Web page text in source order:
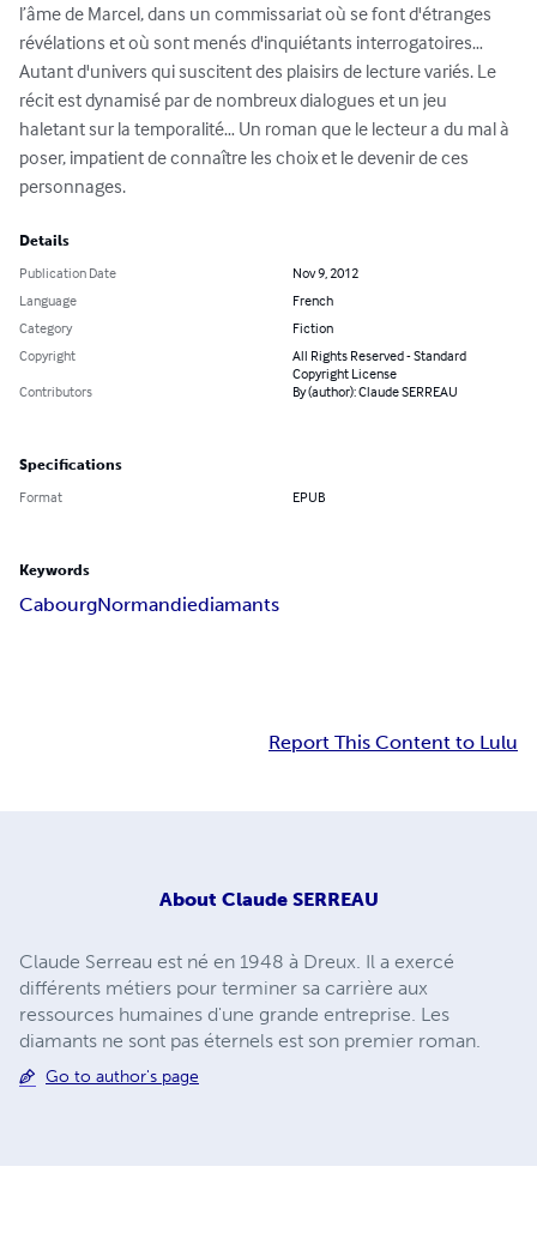
l’âme de Marcel, dans un commissariat où se font d'étranges
révélations et où sont menés d'inquiétants interrogatoires…
Autant d'univers qui suscitent des plaisirs de lecture variés. Le
récit est dynamisé par de nombreux dialogues et un jeu
haletant sur la temporalité… Un roman que le lecteur a du mal à
poser, impatient de connaître les choix et le devenir de ces
personnages.
Details
Publication Date
Nov 9, 2012
Language
French
Category
Fiction
Copyright
All Rights Reserved - Standard
Copyright License
Contributors
By (author): Claude SERREAU
Specifications
Format EPUB
Keywords
CabourgNormandiediamants
Report This Content to Lulu
About Claude SERREAU
Claude Serreau est né en 1948 à Dreux. Il a exercé
différents métiers pour terminer sa carrière aux
ressources humaines d'une grande entreprise. Les
diamants ne sont pas éternels est son premier roman.
Go to author's page